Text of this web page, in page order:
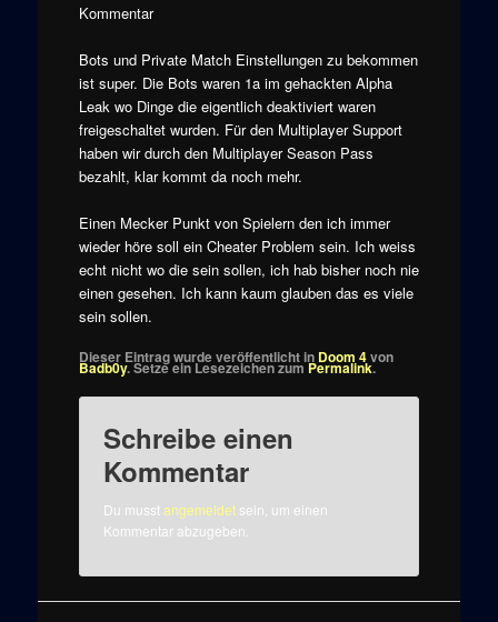
Kommentar
Bots und Private Match Einstellungen zu bekommen
ist super. Die Bots waren 1a im gehackten Alpha
Leak wo Dinge die eigentlich deaktiviert waren
freigeschaltet wurden. Für den Multiplayer Support
haben wir durch den Multiplayer Season Pass
bezahlt, klar kommt da noch mehr.
Einen Mecker Punkt von Spielern den ich immer
wieder höre soll ein Cheater Problem sein. Ich weiss
echt nicht wo die sein sollen, ich hab bisher noch nie
einen gesehen. Ich kann kaum glauben das es viele
sein sollen.
Dieser Eintrag wurde veröffentlicht in Doom 4von
Badb0y. Setze ein Lesezeichen zumPermalink.
Schreibe einen
Kommentar
Du musstangemeldetsein, um einen
Kommentar abzugeben.